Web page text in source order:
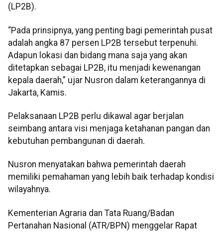
(LP2B).
“Pada prinsipnya, yang penting bagi pemerintah pusat
adalah angka 87 persen LP2B tersebut terpenuhi.
Adapun lokasi dan bidang mana saja yang akan
ditetapkan sebagai LP2B, itu menjadi kewenangan
kepala daerah,” ujar Nusron dalam keterangannya di
Jakarta, Kamis.
Pelaksanaan LP2B perlu dikawal agar berjalan
seimbang antara visi menjaga ketahanan pangan dan
kebutuhan pembangunan di daerah.
Nusron menyatakan bahwa pemerintah daerah
memiliki pemahaman yang lebih baik terhadap kondisi
wilayahnya.
Kementerian Agraria dan Tata Ruang/Badan
Pertanahan Nasional (ATR/BPN) menggelar Rapat